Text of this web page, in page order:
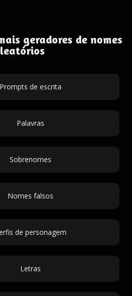
geradores de nomes
Prompts de escrita
Palavras
Sobrenomes
Nomes falsos
de personagem
Letras